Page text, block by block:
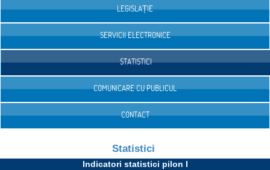
LEGISLAȚIE
SERVICII ELECTRONICE
STATISTICI
COMUNICARE CU PUBLICUL
CONTACT
Statistici
Indicatori statistici pilon I